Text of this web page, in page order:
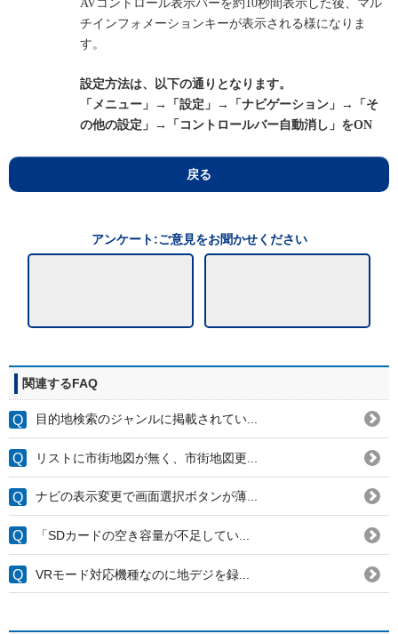
AVコントロール表示バーを約10秒間表示した後、マル
チインフォメーションキーが表示される様になりま
す。
設定方法は、以下の通りとなります。
「メニュー」→「設定」→「ナビゲーション」→「そ
の他の設定」→「コントロールバー自動消し」をON
戻る
アンケート:ご意見をお聞かせください
関連するFAQ
目的地検索のジャンルに掲載されてい...
リストに市街地図が無く、市街地図更...
ナビの表示変更で画面選択ボタンが薄...
「SDカードの空き容量が不足してい...
VRモード対応機種なのに地デジを録...